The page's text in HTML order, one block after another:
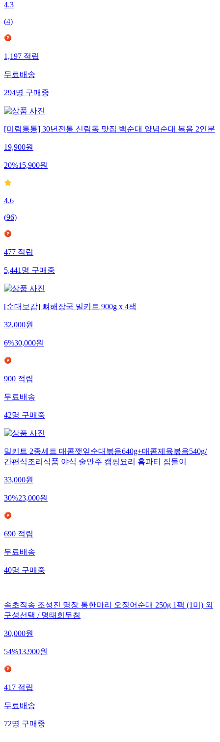
4.3
(4)
1,197 적립
무료배송
294명 구매중
[미림통통] 30년전통 신림동 맛집 백순대 양념순대 볶음 2인분
19,900원
20%15,900원
4.6
(96)
477 적립
5,441 명 구매중
[순대보감] 뼈해장국 밀키트 900g x 4팩
32,000원
6%30,000원
900 적립
무료배송
42명 구매중
밀키트 2종세트 매콤깻잎순대볶음640g+매콤제육볶음540g/
간편식조리식품 야식 술안주 캠핑요리 홈파티 집들이
33,000원
30%23,000원
690 적립
무료배송
40명 구매중
속초직송 조성진 명장 통한마리 오징어순대 250g 1팩 (1미) 외
구성선택 / 명태회무침
30,000원
54%13,900원
417 적립
무료배송
72명 구매중